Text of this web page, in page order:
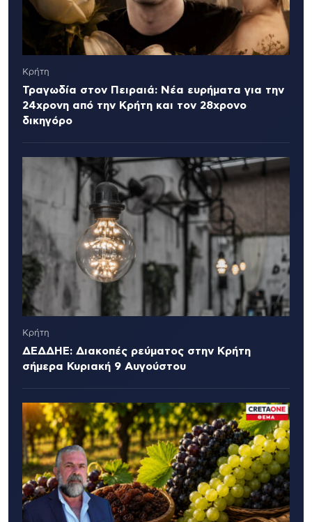
Κρήτη
Τραγωδία στον Πειραιά: Νέα ευρήματα για την
24χρονη από την Κρήτη και τον 28χρονο
δικηγόρο
Κρήτη
ΔΕΔΔΗΕ: Διακοπές ρεύματος στην Κρήτη
σήμερα Κυριακή 9 Αυγούστου